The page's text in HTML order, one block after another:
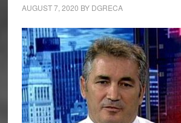
AUGUST 7, 2020 BY DGRECA